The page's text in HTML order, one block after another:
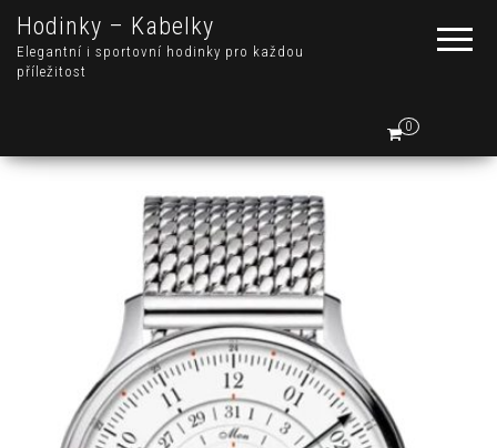
Hodinky – Kabelky
Elegantní i sportovní hodinky pro každou
příležitost
0